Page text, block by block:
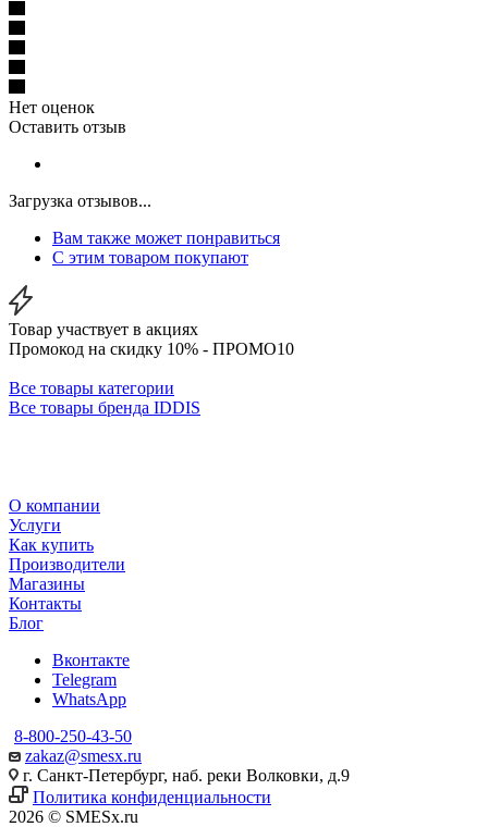
Нет оценок
Оставить отзыв
Загрузка отзывов...
Вам также может понравиться
С этим товаром покупают
Товар участвует в акциях
Промокод на скидку 10% - ПРОМО10
Все товары категории
Все товары бренда IDDIS
О компании
Услуги
Как купить
Производители
Магазины
Контакты
Блог
Вконтакте
Telegram
WhatsApp
8-800-250-43-50
zakaz@smesx.ru
г. Санкт-Петербург, наб. реки Волковки, д.9
Политика конфиденциальности
2026 © SMESx.ru